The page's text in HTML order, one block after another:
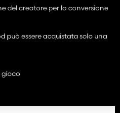
del creatore per la conversione
può essere acquistata solo una
gioco